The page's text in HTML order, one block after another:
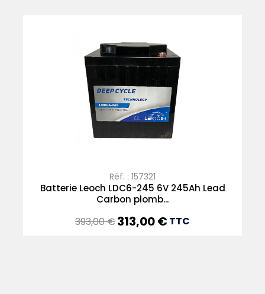
Réf. : 157321
Batterie Leoch LDC6-245 6V 245Ah Lead
Carbon plomb...
Prix
393,00 €Prix
313,00 €TTC